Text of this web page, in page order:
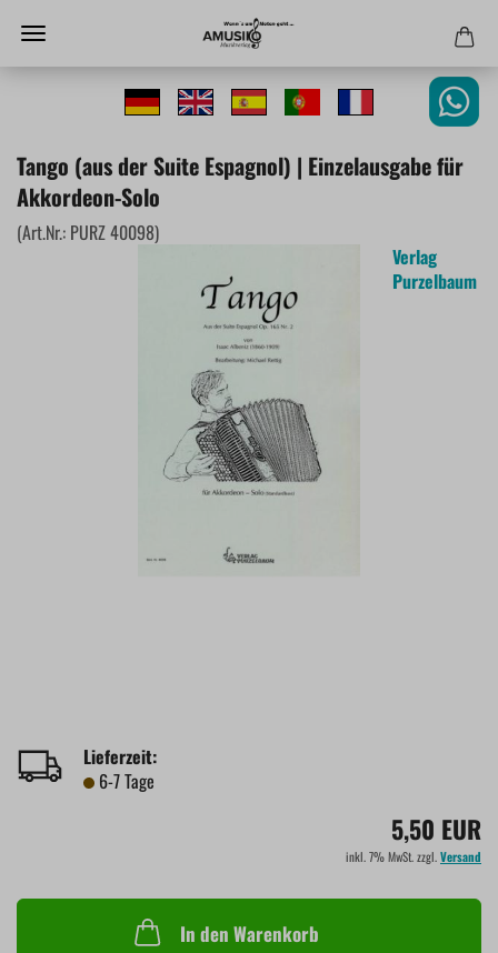
Tango (aus der Suite Espagnol) | Einzelausgabe für
Akkordeon-Solo
(Art.Nr.: PURZ 40098)
Verlag
Purzelbaum
Lieferzeit:
6-7 Tage
5,50 EUR
inkl. 7% MwSt. zzgl.Versand
In den Warenkorb